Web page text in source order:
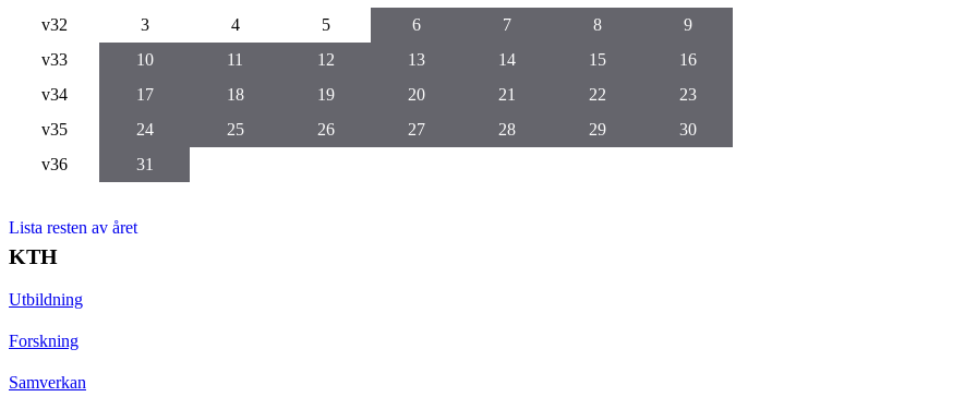
v32
3 4 5 6 7 8
9
v33
10 11 12 13 14 15
16
v34
17 18 19 20 21 22
23
v35
24 25 26 27 28 29
30
v36
31
Lista resten av året
KTH
Utbildning
Forskning
Samverkan